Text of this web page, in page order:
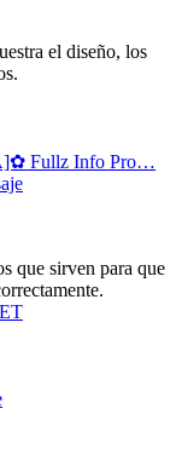
el diseño, los
Fullz Info Pro…
que sirven para que